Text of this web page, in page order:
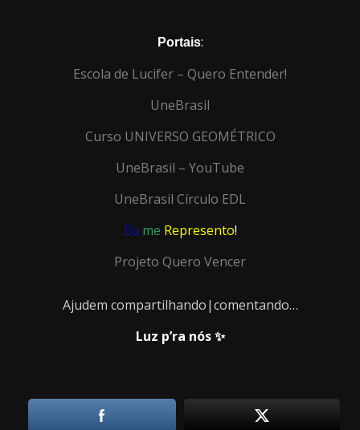
Portais:
Escola de Lucifer – Quero Entender!
UneBrasil
Curso UNIVERSO GEOMÉTRICO
UneBrasil – YouTube
UneBrasil Círculo EDL
Eu me Represento!
Projeto Quero Vencer
Ajudem compartilhando|comentando…
Luz p’ra nós ✨